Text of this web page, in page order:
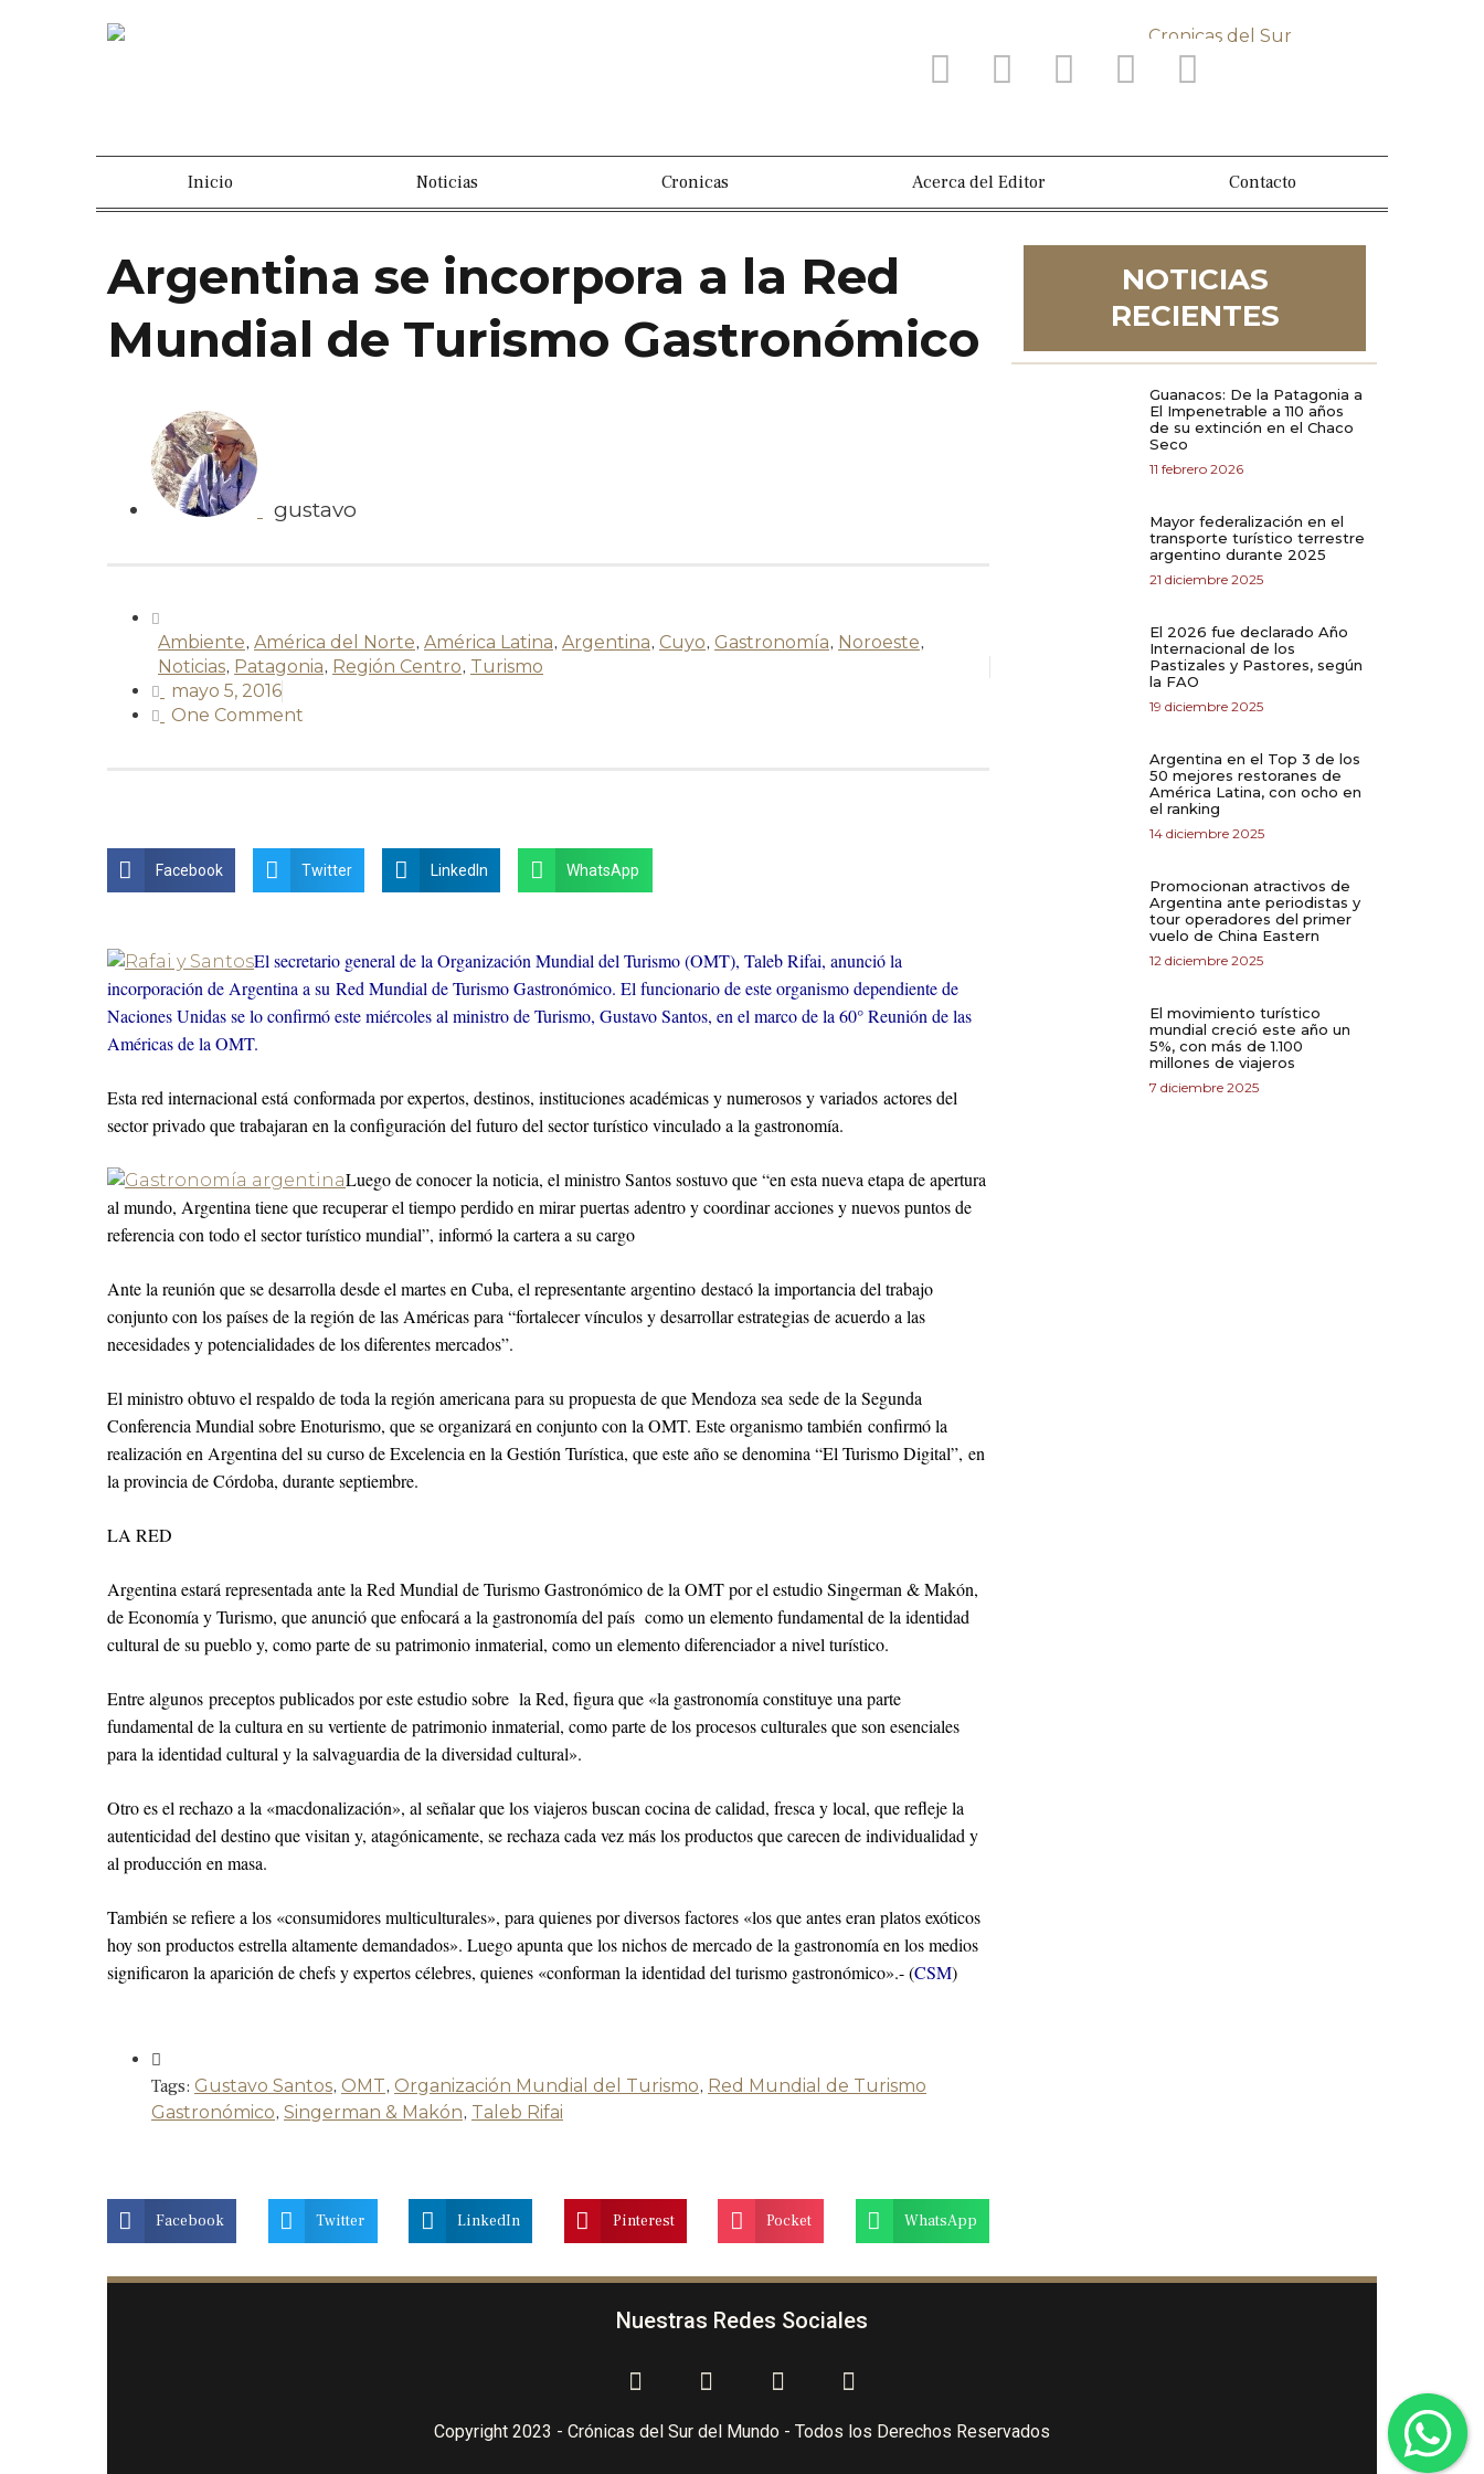
Inicio Noticias Cronicas Acerca del Editor Contacto
Argentina se incorpora a la Red
Mundial de Turismo Gastronómico
gustavo
Ambiente, América del Norte, América Latina, Argentina, Cuyo, Gastronomía, Noroeste,
Noticias, Patagonia, Región Centro, Turismo
mayo 5, 2016
One Comment
Facebook Twitter LinkedIn WhatsApp
El secretario general de la Organización Mundial del Turismo (OMT), Taleb Rifai, anunció la
incorporación de Argentina a su Red Mundial de Turismo Gastronómico. El funcionario de este organismo dependiente de
Naciones Unidas se lo confirmó este miércoles al ministro de Turismo, Gustavo Santos, en el marco de la 60° Reunión de las
Américas de la OMT.
Esta red internacional está conformada por expertos, destinos, instituciones académicas y numerosos y variados actores del
sector privado que trabajaran en la configuración del futuro del sector turístico vinculado a la gastronomía.
Luego de conocer la noticia, el ministro Santos sostuvo que “en esta nueva etapa de apertura
al mundo, Argentina tiene que recuperar el tiempo perdido en mirar puertas adentro y coordinar acciones y nuevos puntos de
referencia con todo el sector turístico mundial”, informó la cartera a su cargo
Ante la reunión que se desarrolla desde el martes en Cuba, el representante argentino destacó la importancia del trabajo
conjunto con los países de la región de las Américas para “fortalecer vínculos y desarrollar estrategias de acuerdo a las
necesidades y potencialidades de los diferentes mercados”.
El ministro obtuvo el respaldo de toda la región americana para su propuesta de que Mendoza sea sede de la Segunda
Conferencia Mundial sobre Enoturismo, que se organizará en conjunto con la OMT. Este organismo también confirmó la
realización en Argentina del su curso de Excelencia en la Gestión Turística, que este año se denomina “El Turismo Digital”, en
la provincia de Córdoba, durante septiembre.
LA RED
Argentina estará representada ante la Red Mundial de Turismo Gastronómico de la OMT por el estudio Singerman & Makón,
de Economía y Turismo, que anunció que enfocará a la gastronomía del país como un elemento fundamental de la identidad
cultural de su pueblo y, como parte de su patrimonio inmaterial, como un elemento diferenciador a nivel turístico.
Entre algunos preceptos publicados por este estudio sobre la Red, figura que «la gastronomía constituye una parte
fundamental de la cultura en su vertiente de patrimonio inmaterial, como parte de los procesos culturales que son esenciales
para la identidad cultural y la salvaguardia de la diversidad cultural».
Otro es el rechazo a la «macdonalización», al señalar que los viajeros buscan cocina de calidad, fresca y local, que refleje la
autenticidad del destino que visitan y, atagónicamente, se rechaza cada vez más los productos que carecen de individualidad y
al producción en masa.
También se refiere a los «consumidores multiculturales», para quienes por diversos factores «los que antes eran platos exóticos
hoy son productos estrella altamente demandados». Luego apunta que los nichos de mercado de la gastronomía en los medios
significaron la aparición de chefs y expertos célebres, quienes «conforman la identidad del turismo gastronómico».- (CSM)
Tags: Gustavo Santos, OMT, Organización Mundial del Turismo, Red Mundial de Turismo
Gastronómico, Singerman & Makón, Taleb Rifai
Facebook Twitter LinkedIn Pinterest Pocket WhatsApp
NOTICIAS
RECIENTES
Guanacos: De la Patagonia a
El Impenetrable a 110 años
de su extinción en el Chaco
Seco
11 febrero 2026
Mayor federalización en el
transporte turístico terrestre
argentino durante 2025
21 diciembre 2025
El 2026 fue declarado Año
Internacional de los
Pastizales y Pastores, según
la FAO
19 diciembre 2025
Argentina en el Top 3 de los
50 mejores restoranes de
América Latina, con ocho en
el ranking
14 diciembre 2025
Promocionan atractivos de
Argentina ante periodistas y
tour operadores del primer
vuelo de China Eastern
12 diciembre 2025
El movimiento turístico
mundial creció este año un
5%, con más de 1.100
millones de viajeros
7 diciembre 2025
Nuestras Redes Sociales
Copyright 2023 - Crónicas del Sur del Mundo - Todos los Derechos Reservados